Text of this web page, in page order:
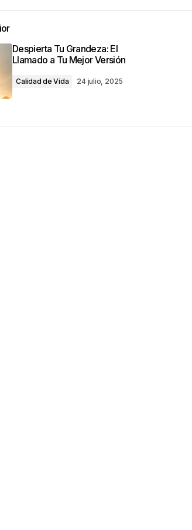
de correo electrónico no será publicada.
Despierta Tu Grandeza: El
Llamado a Tu Mejor Versión
Calidad de Vida 24 julio, 2025